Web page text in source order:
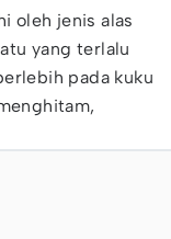
oleh jenis alas
yang terlalu
pada kuku